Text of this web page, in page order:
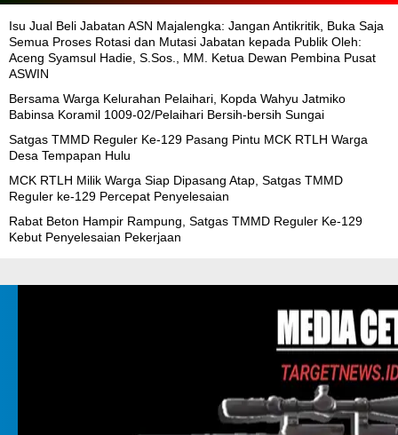
Isu Jual Beli Jabatan ASN Majalengka: Jangan Antikritik, Buka Saja
Semua Proses Rotasi dan Mutasi Jabatan kepada Publik Oleh:
Aceng Syamsul Hadie, S.Sos., MM. Ketua Dewan Pembina Pusat
ASWIN
Bersama Warga Kelurahan Pelaihari, Kopda Wahyu Jatmiko
Babinsa Koramil 1009-02/Pelaihari Bersih-bersih Sungai
Satgas TMMD Reguler Ke-129 Pasang Pintu MCK RTLH Warga
Desa Tempapan Hulu
MCK RTLH Milik Warga Siap Dipasang Atap, Satgas TMMD
Reguler ke-129 Percepat Penyelesaian
Rabat Beton Hampir Rampung, Satgas TMMD Reguler Ke-129
Kebut Penyelesaian Pekerjaan